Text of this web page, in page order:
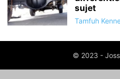
sujet
Tamfuh
© 2023 -